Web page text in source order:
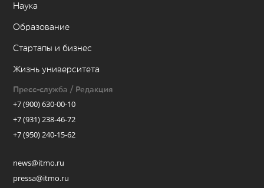
Наука
Образование
Стартапы и бизнес
Жизнь университета
Пресс-служба / Редакция
+7 (900) 630-00-10
+7 (931) 238-46-72
+7 (950) 240-15-62
news@itmo.ru
pressa@itmo.ru